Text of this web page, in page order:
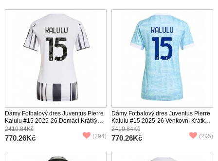
Dámy Fotbalový dres Juventus Pierre
Kalulu #15 2025-26 Domácí Krátký
Rukáv
2410.84Kč
770.26Kč (294)
Dámy Fotbalový dres Juventus Pierre
Kalulu #15 2025-26 Venkovní Krátký
Rukáv
2410.84Kč
770.26Kč (295)